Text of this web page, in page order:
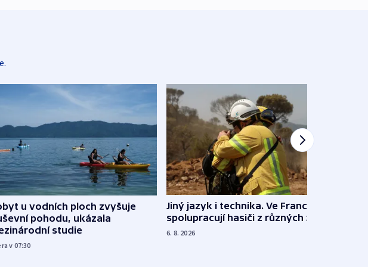
u vodních ploch zvyšuje
pohodu, ukázala
studie
v 07:30
Jiný jazyk i technika. Ve Francii
spolupracují hasiči z různých zemí
6. 8. 2026